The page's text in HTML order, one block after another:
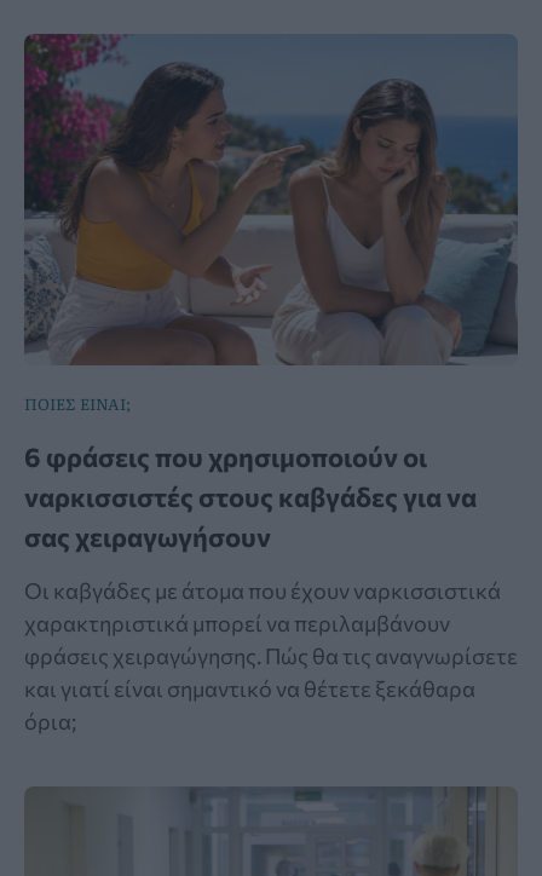
ΠΟΙΕΣ ΕΙΝΑΙ;
6 φράσεις που χρησιμοποιούν οι
ναρκισσιστές στους καβγάδες για να
σας χειραγωγήσουν
Οι καβγάδες με άτομα που έχουν ναρκισσιστικά
χαρακτηριστικά μπορεί να περιλαμβάνουν
φράσεις χειραγώγησης. Πώς θα τις αναγνωρίσετε
και γιατί είναι σημαντικό να θέτετε ξεκάθαρα
όρια;